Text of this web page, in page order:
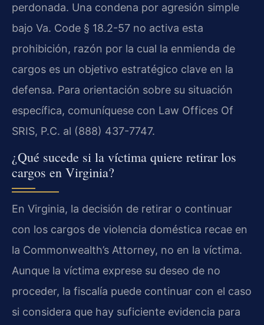
perdonada. Una condena por agresión simple
bajo Va. Code § 18.2-57 no activa esta
prohibición, razón por la cual la enmienda de
cargos es un objetivo estratégico clave en la
defensa. Para orientación sobre su situación
específica, comuníquese con Law Offices Of
SRIS, P.C. al (888) 437-7747.
¿Qué sucede si la víctima quiere retirar los
cargos en Virginia?
En Virginia, la decisión de retirar o continuar
con los cargos de violencia doméstica recae en
la Commonwealth’s Attorney, no en la víctima.
Aunque la víctima exprese su deseo de no
proceder, la fiscalía puede continuar con el caso
si considera que hay suficiente evidencia para